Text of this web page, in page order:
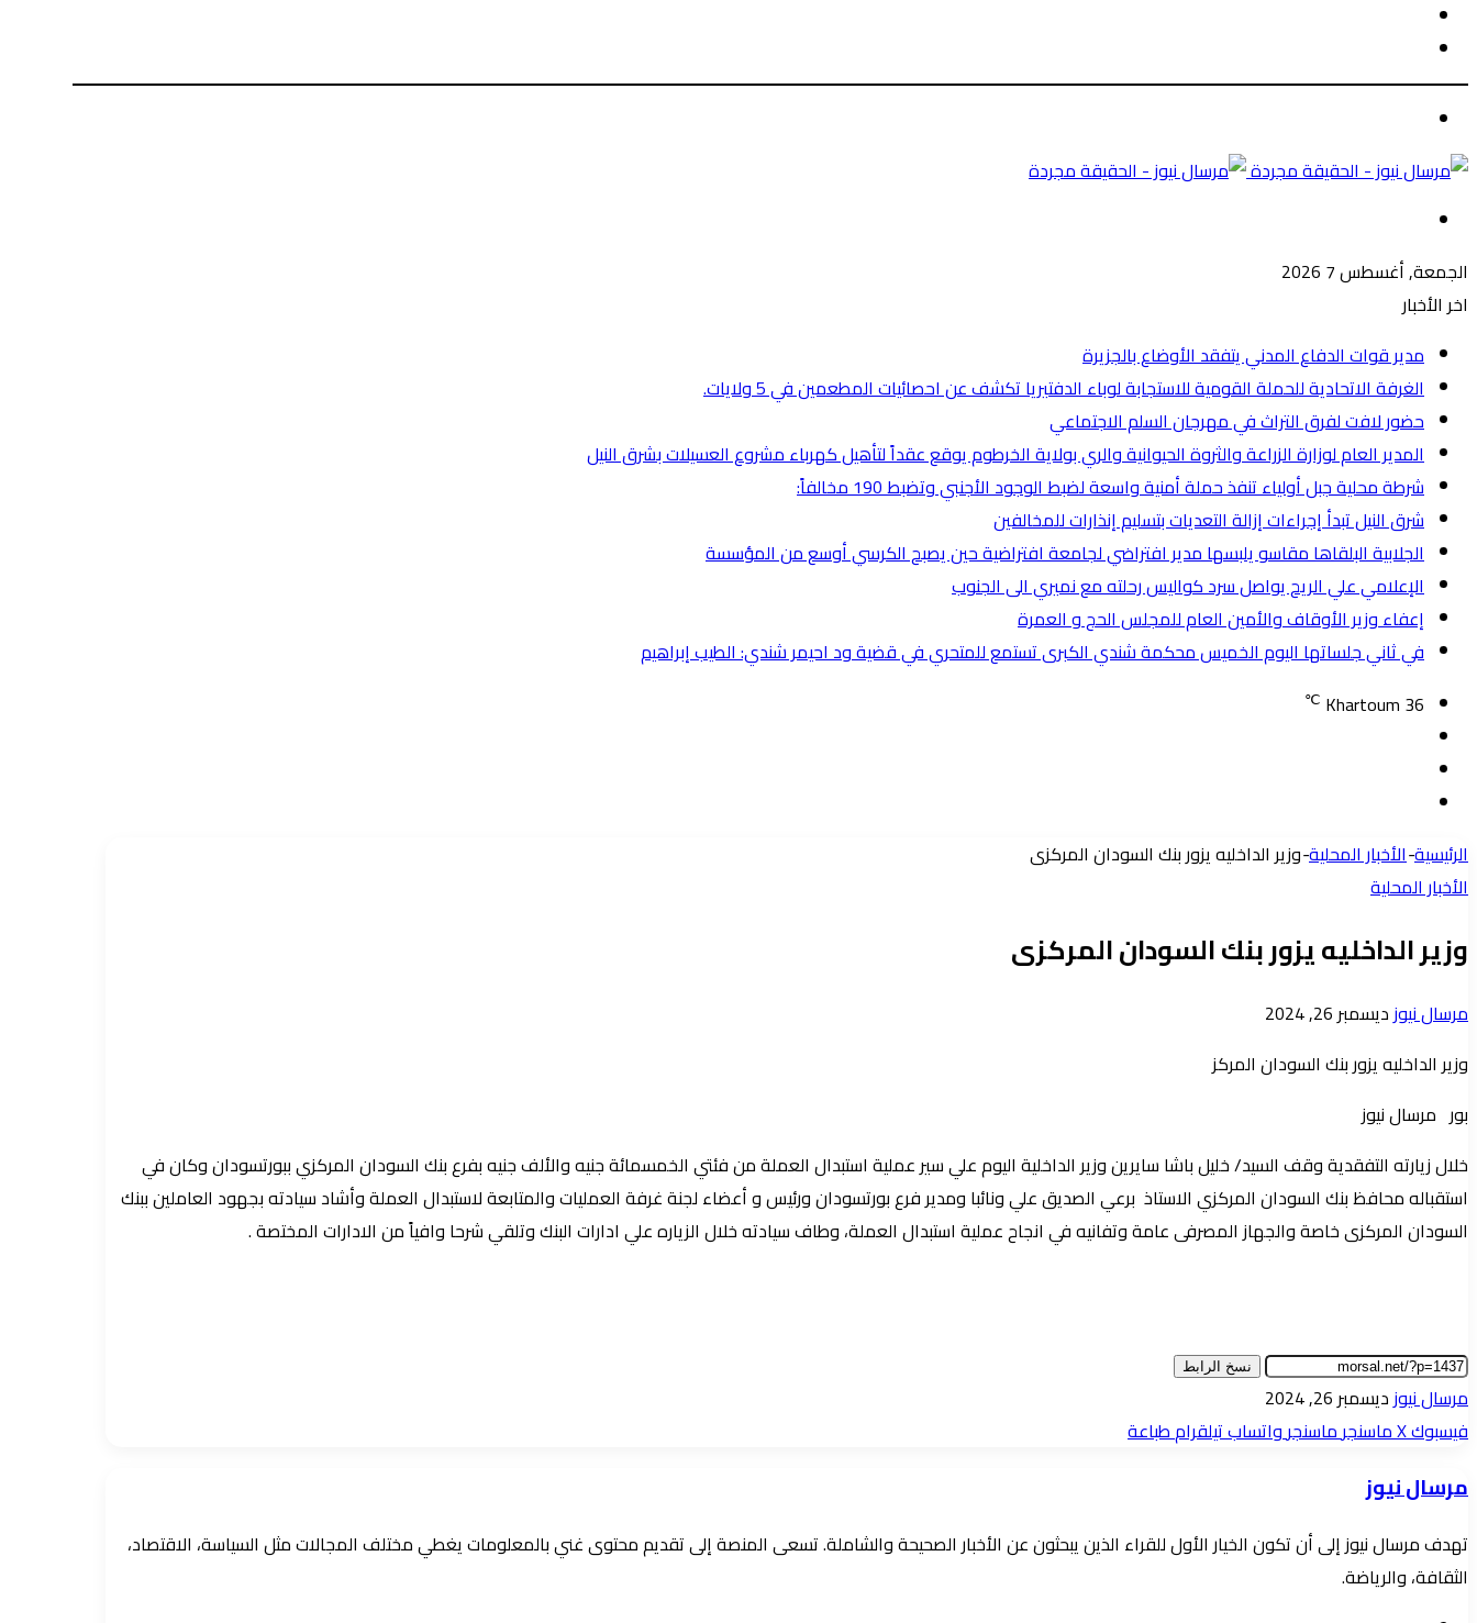
عن
الجمعة, أغسطس 7 2026
اخر الأخبار
مدير قوات الدفاع المدني يتفقد الأوضاع بالجزيرة
الغرفة الاتحادية للحملة القومية للاستجابة لوباء الدفتيريا تكشف عن احصائيات المطعمين في 5 ولايات.
حضور لافت لفرق التراث في مهرجان السلم الاجتماعي
المدير العام لوزارة الزراعة والثروة الحيوانية والري بولاية الخرطوم يوقع عقداً لتأهيل كهرباء مشروع العسيلات بشرق النيل
شرطة محلية جبل أولياء تنفذ حملة أمنية واسعة لضبط الوجود الأجنبي وتضبط 190 مخالفاً:
شرق النيل تبدأ إجراءات إزالة التعديات بتسليم إنذارات للمخالفين
الجلابية البلقاها مقاسو يلبسها ​مدير افتراضي لجامعة افتراضية حين يصبح الكرسي أوسع من المؤسسة
الإعلامي علي الريح يواصل سرد كواليس رحلته مع نميري الى الجنوب
إعفاء وزير الأوقاف والأمين العام للمجلس الحج و العمرة
في ثاني جلساتها اليوم الخميس محكمة شندي الكبرى تستمع للمتحري في قضية ود احيمر شندي: الطيب إبراهيم
Khartoum 36
℃
جانبيالرئيسية-الأخبار المحلية-وزير الداخليه يزور بنك السودان المركزى
الأخبار المحلية
وزير الداخليه يزور بنك السودان المركزى
مرسال نيوزأرسل
إلكترونيا
ديسمبر 26, 2024
وزير الداخليه يزور بنك السودان المركز
بور مرسال نيوز
خلال زيارته التفقدية وقف السيد/ خليل باشا سايرين وزير الداخلية اليوم علي سير عملية استبدال العملة من فئتي الخمسمائة جنيه والألف جنيه بفرع بنك السودان المركزي ببورتسودان وكان في
استقباله محافظ بنك السودان المركزي الاستاذ برعي الصديق علي ونائبا ومدير فرع بورتسودان ورئيس و أعضاء لجنة غرفة العمليات والمتابعة لاستبدال العملة وأشاد سيادته بجهود العاملين ببنك
السودان المركزى خاصة والجهاز المصرفى عامة وتفانيه في انجاح عملية استبدال العملة، وطاف سيادته خلال الزياره علي ادارات البنك وتلقي شرحا وافياً من الادارات المختصة .
نسخ الرابط
مرسال نيوزأرسل
بريدا
ديسمبر 26, 2024
فيسبوك‫Xماسنجرماسنجرواتسابتيلقرامطباعة
مرسال نيوز
تهدف مرسال نيوز إلى أن تكون الخيار الأول للقراء الذين يبحثون عن الأخبار الصحيحة والشاملة. تسعى المنصة إلى تقديم محتوى غني بالمعلومات يغطي مختلف المجالات مثل السياسة، الاقتصاد،
الثقافة، والرياضة.